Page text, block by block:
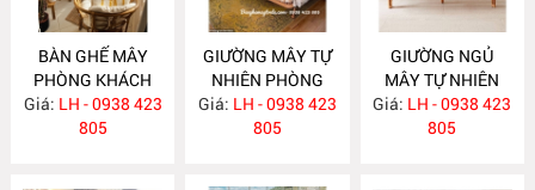
BÀN GHẾ MÂY
PHÒNG KHÁCH
NHỎ GỌN MA585
Giá: LH - 0938 423
805
GIƯỜNG MÂY TỰ
NHIÊN PHÒNG
NGỦ MA584
Giá: LH - 0938 423
805
GIƯỜNG NGỦ
MÂY TỰ NHIÊN
MA583
Giá: LH - 0938 423
805